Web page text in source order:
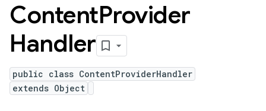
ContentProvider
Handler
public class ContentProviderHandler
extends Object